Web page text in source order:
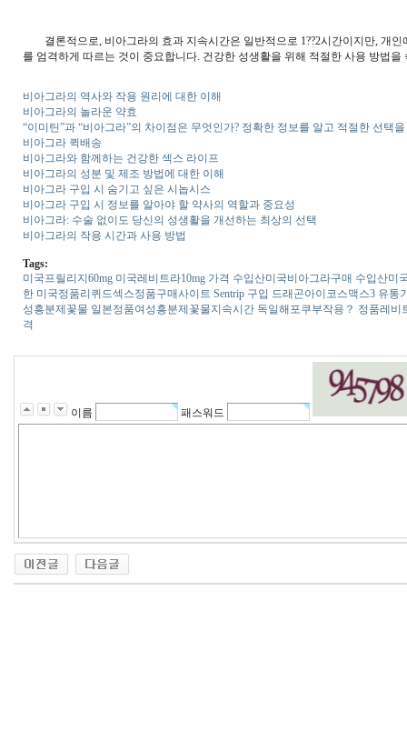
결론적으로, 비아그라의 효과 지속시간은 일반적으로 1??2시간이지만, 개인
를 엄격하게 따르는 것이 중요합니다. 건강한 성생활을 위해 적절한 사용 방법
비아그라의 역사와 작용 원리에 대한 이해
비아그라의 놀라운 약효
“이미틴”과 “비아그라”의 차이점은 무엇인가? 정확한 정보를 알고 적절한 선택
비아그라 퀵배송
비아그라와 함께하는 건강한 섹스 라이프
비아그라의 성분 및 제조 방법에 대한 이해
비아그라 구입 시 숨기고 싶은 시놉시스
비아그라 구입 시 정보를 알아야 할 약사의 역할과 중요성
비아그라: 수술 없이도 당신의 성생활을 개선하는 최상의 선택
비아그라의 작용 시간과 사용 방법
Tags:
미국프­릴리지60mg 미국레­비트라10mg 가격 수입산미국비­아그라구매 수입산미
한 미국정품리퀴드섹스정품구매사이트 Sentrip 구입 드래곤아이코스맥스3 유통
성흥분제꽃물 일본정품여성흥분제꽃물지속시간 독일해포쿠부작용？ 정품레­비
격
이름 패스워드